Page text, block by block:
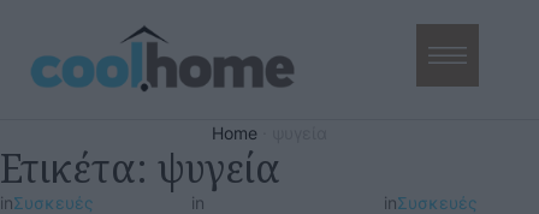
Home
Ετικέτα: ψυγεία
inΣυσκευές
in
inΣυσκευές